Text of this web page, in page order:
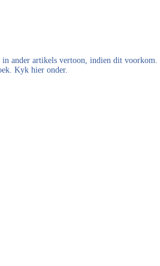
ander artikels vertoon, indien dit
Kyk hier onder.